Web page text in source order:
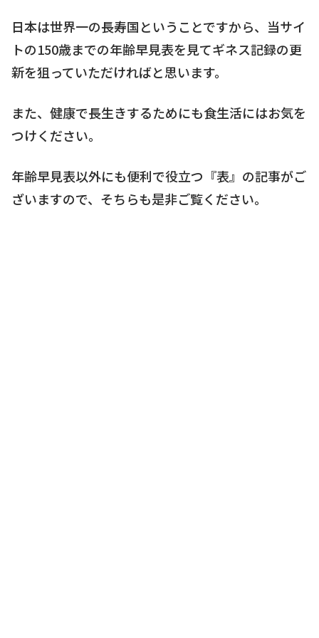
日本は世界一の長寿国ということですから、当サイ
トの150歳までの年齢早見表を見てギネス記録の更
新を狙っていただければと思います。
また、健康で長生きするためにも食生活にはお気を
つけください。
年齢早見表以外にも便利で役立つ『表』の記事がご
ざいますので、そちらも是非ご覧ください。